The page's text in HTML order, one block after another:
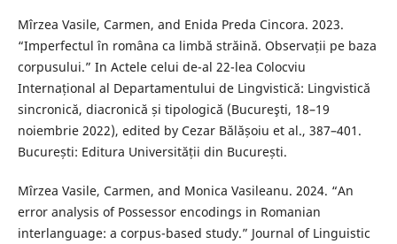
Mîrzea Vasile, Carmen, and Enida Preda Cincora. 2023.
“Imperfectul în româna ca limbă străină. Observații pe baza
corpusului.” In Actele celui de-al 22-lea Colocviu
Internațional al Departamentului de Lingvistică: Lingvistică
sincronică, diacronică și tipologică (Bucureşti, 18–19
noiembrie 2022), edited by Cezar Bălășoiu et al., 387–401.
București: Editura Universității din București.
Mîrzea Vasile, Carmen, and Monica Vasileanu. 2024. “An
error analysis of Possessor encodings in Romanian
interlanguage: a corpus-based study.” Journal of Linguistic